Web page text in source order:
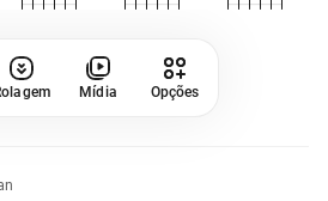
Mídia Opções